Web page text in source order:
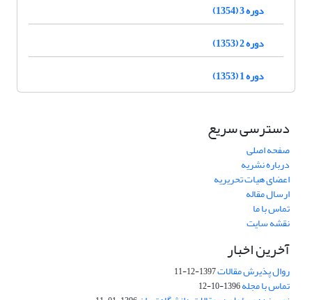
دوره 3 (1354)
دوره 2 (1353)
دوره 1 (1353)
دسترسی سریع
صفحه اصلی
درباره نشریه
اعضای هیات تحریریه
ارسال مقاله
تماس با ما
نقشه سایت
آخرین اخبار
روال پذیرش مقالات1397-12-11
تماس با مجله1396-10-12